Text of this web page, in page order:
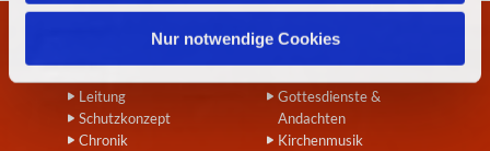
Nur notwendige Cookies
Leitung
Schutzkonzept
Chronik
Gottesdienste &
Andachten
Kirchenmusik